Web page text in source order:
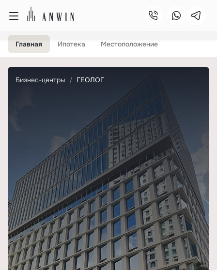
Главная Ипотека Местоположение
Бизнес-центры ГЕОЛОГ